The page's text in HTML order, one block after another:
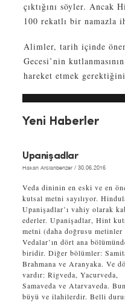
çıktığını söyler. Ancak
100 rekatlı bir
Alimler, tarih içinde
Gecesi’nin
hareket etmek
Yeni Haberler
Upanişadlar
Hakan Arslanbenzer / 30.06.2016
Veda dininin en eski ve en
kutsal metni sayılıyor.
Upanişadlar’ı vahiy olarak
ederler. Upanişadlar, Hint
metni (daha doğrusu metinler
Vedalar’ın dört ana
biridir. Diğer bölümler:
Brahmana ve Aranyaka. Ve
vardır: Rigveda, Yacurveda,
Samaveda ve Atarvaveda.
büyü ve ilahilerdir. Belli